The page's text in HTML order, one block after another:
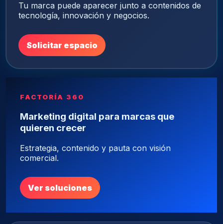
Tu marca puede aparecer junto a contenidos de
tecnología, innovación y negocios.
Solicitar espacio
FACTORÍA 360
Marketing digital para marcas que
quieren crecer
Estrategia, contenido y pauta con visión
comercial.
Ver soluciones